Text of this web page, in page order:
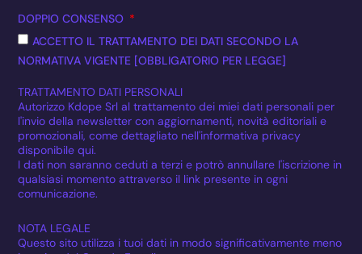
DOPPIO CONSENSO
ACCETTO IL TRATTAMENTO DEI DATI SECONDO LA
NORMATIVA VIGENTE [OBBLIGATORIO PER LEGGE]
TRATTAMENTO DATI PERSONALI
Autorizzo Kdope Srl al trattamento dei miei dati personali per
l'invio della newsletter con aggiornamenti, novità editoriali e
promozionali, come dettagliato nell'informativa privacy
disponibile qui.
I dati non saranno ceduti a terzi e potrò annullare l'iscrizione in
qualsiasi momento attraverso il link presente in ogni
comunicazione.
NOTA LEGALE
Questo sito utilizza i tuoi dati in modo significativamente meno